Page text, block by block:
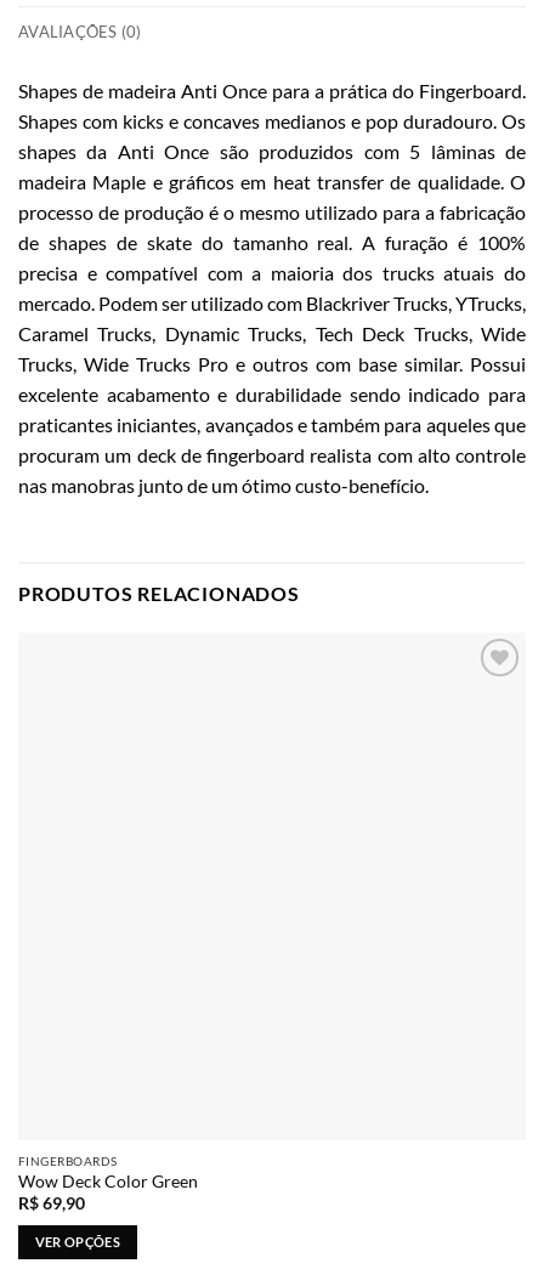
AVALIAÇÕES (0)
Shapes de madeira Anti Once para a prática do Fingerboard.
Shapes com kicks e concaves medianos e pop duradouro. Os
shapes da Anti Once são produzidos com 5 lâminas de
madeira Maple e gráficos em heat transfer de qualidade. O
processo de produção é o mesmo utilizado para a fabricação
de shapes de skate do tamanho real. A furação é 100%
precisa e compatível com a maioria dos trucks atuais do
mercado. Podem ser utilizado com Blackriver Trucks, YTrucks,
Caramel Trucks, Dynamic Trucks, Tech Deck Trucks, Wide
Trucks, Wide Trucks Pro e outros com base similar. Possui
excelente acabamento e durabilidade sendo indicado para
praticantes iniciantes, avançados e também para aqueles que
procuram um deck de fingerboard realista com alto controle
nas manobras junto de um ótimo custo-benefício.
PRODUTOS RELACIONADOS
FINGERBOARDS
Wow Deck Color Green
R$69,90
VER OPÇÕES